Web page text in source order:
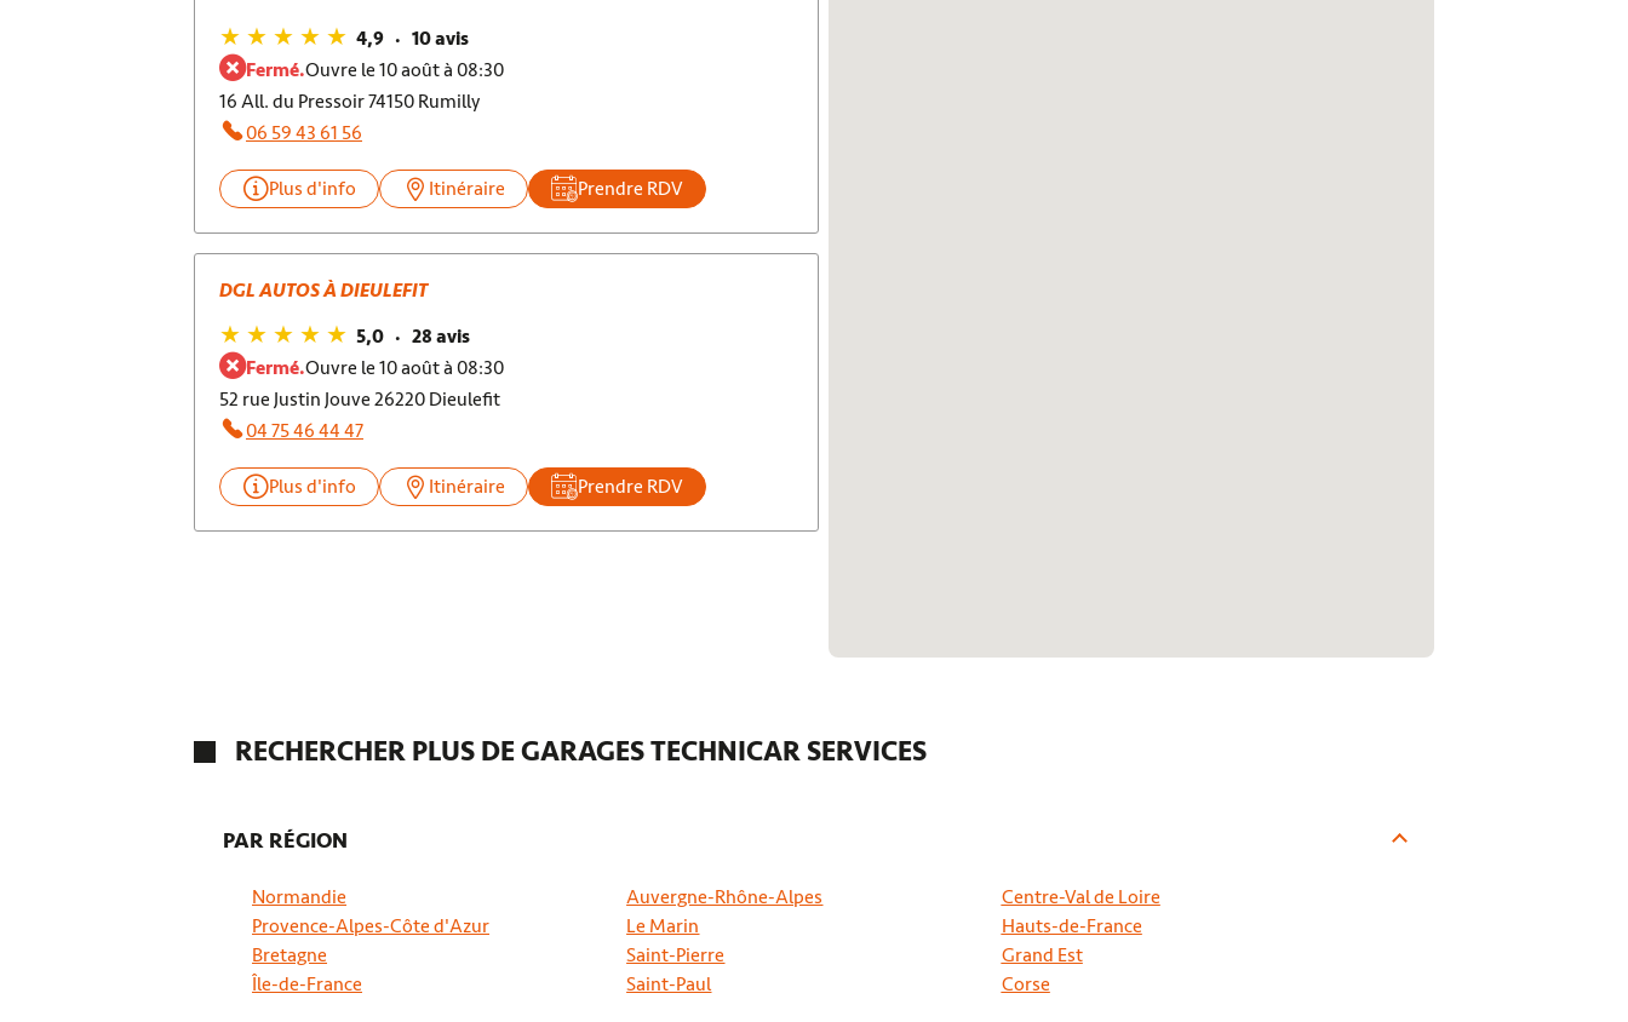
4,9
10 avis
Fermé.Ouvre le 10 août à 08:30
16 All. du Pressoir 74150 Rumilly
06 59 43 61 56
Plus d'info Itinéraire Prendre RDV
DGL AUTOS À DIEULEFIT
5,0
28 avis
Fermé.Ouvre le 10 août à 08:30
52 rue Justin Jouve 26220 Dieulefit
04 75 46 44 47
Plus d'info Itinéraire Prendre RDV
RECHERCHER PLUS DE GARAGES TECHNICAR SERVICES
PAR RÉGION
Normandie Auvergne-Rhône-Alpes
Centre-Val de Loire
Provence-Alpes-Côte d'Azur
Le Marin
Hauts-de-France
Bretagne
Saint-Pierre
Grand Est
Île-de-France
Saint-Paul Corse